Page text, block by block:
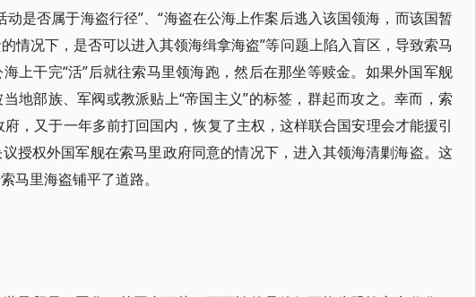
是否属于海盗行径”、“海盗在公海上作案后逃入该国领海，而该国暂
情况下，是否可以进入其领海缉拿海盗”等问题上陷入盲区，导致索马
上干完“活”后就往索马里领海跑，然后在那坐等赎金。如果外国军舰
地部族、军阀或教派贴上“帝国主义”的标签，群起而攻之。幸而，索
，又于一年多前打回国内，恢复了主权，这样联合国安理会才能援引
议授权外国军舰在索马里政府同意的情况下，进入其领海清剿海盗。这
马里海盗铺平了道路。